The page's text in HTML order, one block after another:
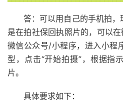
答：可以用自己的手机拍
是在拍社保回执照片的，可以在
微信公众号/小程序，进入小程
型，点击“开始拍摄”，根据指
片。
具体要求如下：